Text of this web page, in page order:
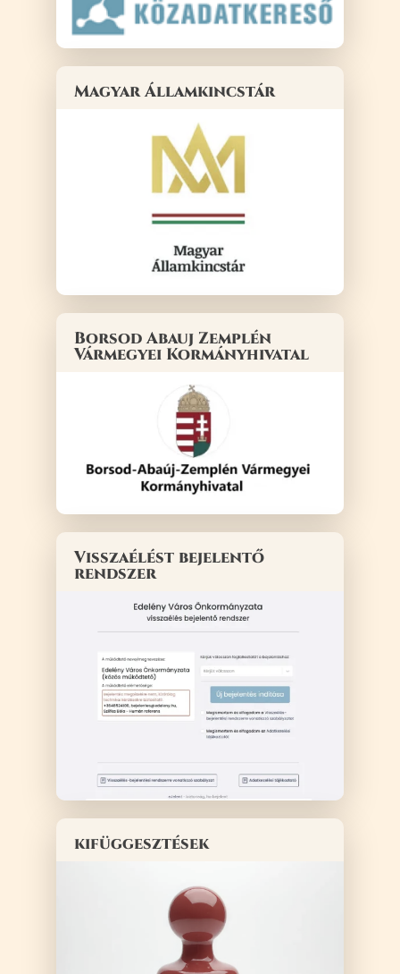
Magyar Államkincstár
Borsod Abauj Zemplén
Vármegyei Kormányhivatal
Visszaélést bejelentő
rendszer
kifüggesztések